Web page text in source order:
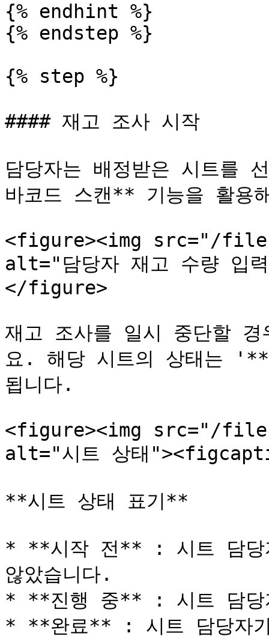
{% endhint %}
{% endstep %}
{% step %}
#### 재고 조사 시작
담당자는 배정받은 시트
바코드 스캔** 기능을 활용
<figure><img src="/files/
alt="담당자 재고 수량
</figure>
재고 조사를 일시 중단할
요. 해당 시트의 상태는
됩니다.
<figure><img src="/files/
alt="시트 상태
**시트 상태 표기**
* **시작 전** : 시트 담당
않았습니다.
* **진행 중** : 시트 담당
* **완료** : 시트 담당자가